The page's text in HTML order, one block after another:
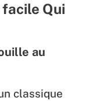
Qui
au
classique